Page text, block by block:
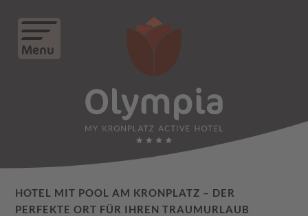
Menu
HOTEL MIT POOL AM KRONPLATZ – DER
PERFEKTE ORT FÜR IHREN TRAUMURLAUB